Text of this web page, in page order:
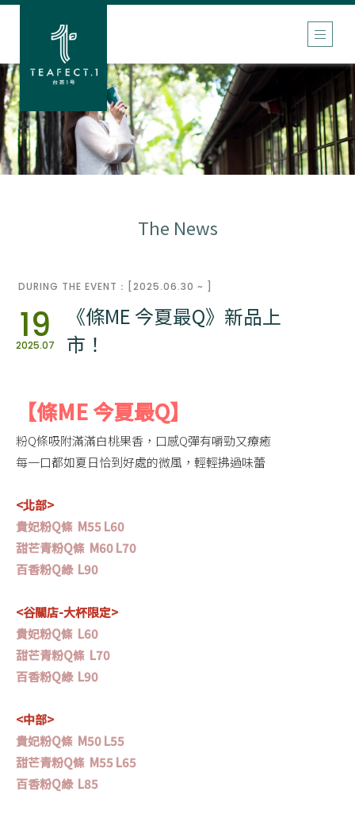
The News
DURING THE EVENT：[2025.06.30 ~ ]
19
2025.07
《條ME 今夏最Q》新品上
市！
【條ME 今夏最Q】
粉Q條吸附滿滿白桃果香，口感Q彈有嚼勁又療癒
每一口都如夏日恰到好處的微風，輕輕拂過味蕾
<北部>
貴妃粉Q條 M55 L60
甜芒青粉Q條 M60 L70
百香粉Q綠 L90
<谷關店-大杯限定>
貴妃粉Q條 L60
甜芒青粉Q條 L70
百香粉Q綠 L90
<中部>
貴妃粉Q條 M50 L55
甜芒青粉Q條 M55 L65
百香粉Q綠 L85